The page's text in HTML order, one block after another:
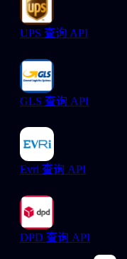
UPS 查询 API
GLS 查询 API
Evri 查询 API
DPD 查询 API